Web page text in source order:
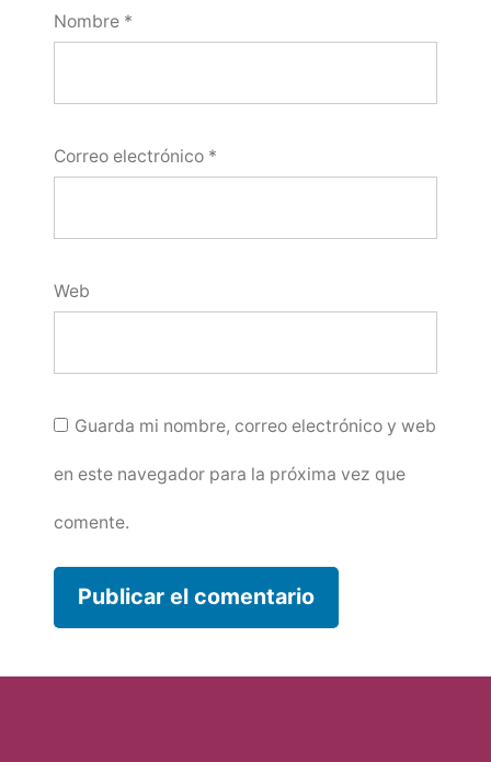
Nombre *
Correo electrónico *
Web
Guarda mi nombre, correo electrónico y web
en este navegador para la próxima vez que
comente.